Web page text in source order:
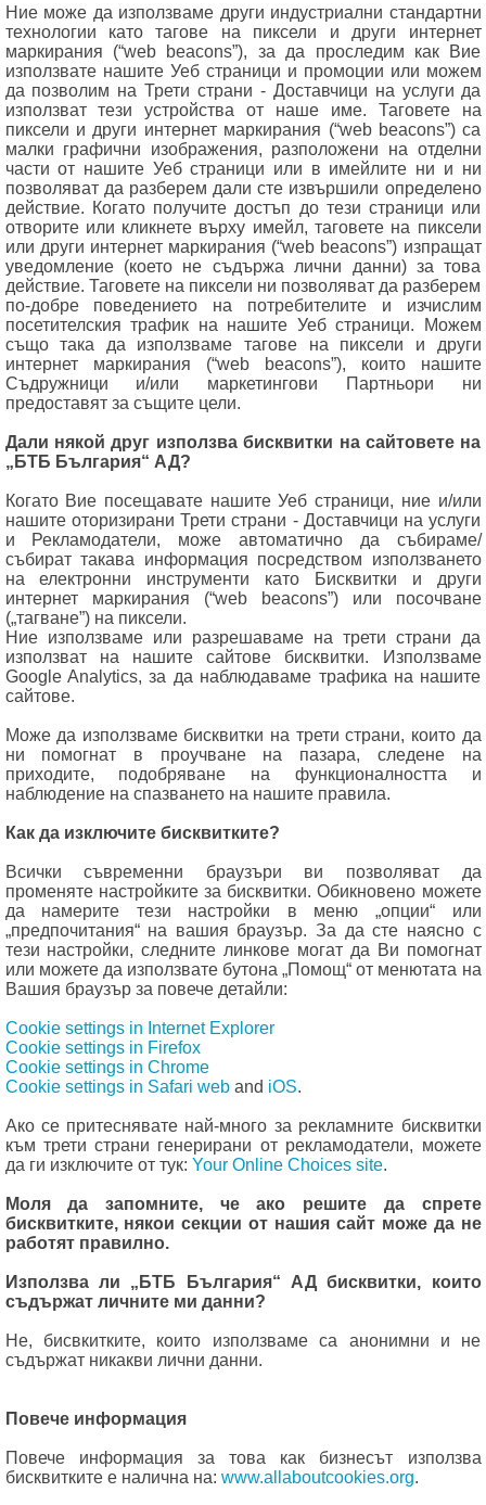
Ние може да използваме други индустриални стандартни
технологии като тагове на пиксели и други интернет
маркирания (“web beacons”), за да проследим как Вие
използвате нашите Уеб страници и промоции или можем
да позволим на Трети страни - Доставчици на услуги да
използват тези устройства от наше име. Таговете на
пиксели и други интернет маркирания (“web beacons”) са
малки графични изображения, разположени на отделни
части от нашите Уеб страници или в имейлите ни и ни
позволяват да разберем дали сте извършили определено
действие. Когато получите достъп до тези страници или
отворите или кликнете върху имейл, таговете на пиксели
или други интернет маркирания (“web beacons”) изпращат
уведомление (което не съдържа лични данни) за това
действие. Таговете на пиксели ни позволяват да разберем
по-добре поведението на потребителите и изчислим
посетителския трафик на нашите Уеб страници. Можем
също така да използваме тагове на пиксели и други
интернет маркирания (“web beacons”), които нашите
Съдружници и/или маркетингови Партньори ни
предоставят за същите цели.
Дали някой друг използва бисквитки на сайтовете на
„БТБ България“ АД?
Когато Вие посещавате нашите Уеб страници, ние и/или
нашите оторизирани Трети страни - Доставчици на услуги
и Рекламодатели, може автоматично да събираме/
събират такава информация посредством използването
на електронни инструменти като Бисквитки и други
интернет маркирания (“web beacons”) или посочване
(„тагване”) на пиксели.
Ние използваме или разрешаваме на трети страни да
използват на нашите сайтове бисквитки. Използваме
Google Analytics, за да наблюдаваме трафика на нашите
сайтове.
Може да използваме бисквитки на трети страни, които да
ни помогнат в проучване на пазара, следене на
приходите, подобряване на функционалността и
наблюдение на спазването на нашите правила.
Как да изключите бисквитките?
Всички съвременни браузъри ви позволяват да
променяте настройките за бисквитки. Обикновено можете
да намерите тези настройки в меню „опции“ или
„предпочитания“ на вашия браузър. За да сте наясно с
тези настройки, следните линкове могат да Ви помогнат
или можете да използвате бутона „Помощ“ от менютата на
Вашия браузър за повече детайли:
Cookie settings in Internet Explorer
Cookie settings in Firefox
Cookie settings in Chrome
Cookie settings in Safari weband iOS.
Ако се притеснявате най-много за рекламните бисквитки
към трети страни генерирани от рекламодатели, можете
да ги изключите от тук: Your Online Choices site.
Моля да запомните, че ако решите да спрете
бисквитките, някои секции от нашия сайт може да не
работят правилно.
Използва ли „БТБ България“ АД бисквитки, които
съдържат личните ми данни?
Не, бисвкитките, които използваме са анонимни и не
съдържат никакви лични данни.
Повече информация
Повече информация за това как бизнесът използва
бисквитките е налична на: www.allaboutcookies.org.